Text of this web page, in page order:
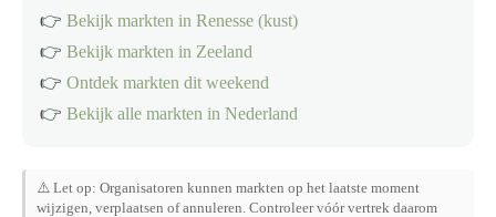
👉 Bekijk markten in Renesse (kust)
👉 Bekijk markten in Zeeland
👉 Ontdek markten dit weekend
👉 Bekijk alle markten in Nederland
⚠️ Let op: Organisatoren kunnen markten op het laatste moment
wijzigen, verplaatsen of annuleren. Controleer vóór vertrek daarom